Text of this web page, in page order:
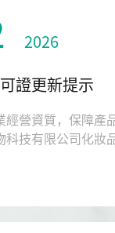
2026
證更新提示
營資質，保障產
科技有限公司化妝
證編號：粵妝